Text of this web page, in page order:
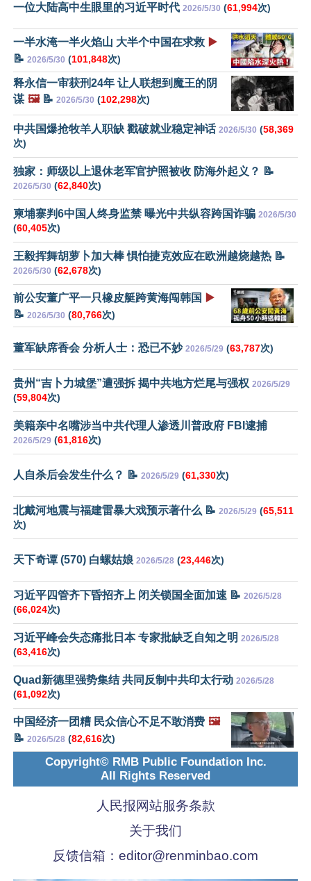
一位大陆高中生眼里的习近平时代 2026/5/30 (61,994次)
一半水淹一半火焰山 大半个中国在求救 ▶️
📝 2026/5/30 (101,848次)
释永信一审获刑24年 让人联想到魔王的阴
谋 🖼️📝 2026/5/30 (102,298次)
中共国爆抢牧羊人职缺 戳破就业稳定神话 2026/5/30 (58,369
次)
独家：师级以上退休老军官护照被收 防海外起义？ 📝
2026/5/30 (62,840次)
柬埔寨判6中国人终身监禁 曝光中共纵容跨国诈骗 2026/5/30
(60,405次)
王毅挥舞胡萝卜加大棒 惧怕捷克效应在欧洲越烧越热 📝
2026/5/30 (62,678次)
前公安董广平一只橡皮艇跨黄海闯韩国 ▶️
📝 2026/5/30 (80,766次)
董军缺席香会 分析人士：恐已不妙 2026/5/29 (63,787次)
贵州“吉卜力城堡”遭强拆 揭中共地方烂尾与强权 2026/5/29
(59,804次)
美籍亲中名嘴涉当中共代理人渗透川普政府 FBI逮捕
2026/5/29 (61,816次)
人自杀后会发生什么？ 📝 2026/5/29 (61,330次)
北戴河地震与福建雷暴大戏预示著什么 📝 2026/5/29 (65,511
次)
天下奇谭 (570) 白螺姑娘 2026/5/28 (23,446次)
习近平四管齐下昏招齐上 闭关锁国全面加速 📝 2026/5/28
(66,024次)
习近平峰会失态痛批日本 专家批缺乏自知之明 2026/5/28
(63,416次)
Quad新德里强势集结 共同反制中共印太行动 2026/5/28
(61,092次)
中国经济一团糟 民众信心不足不敢消费 🖼️
📝 2026/5/28 (82,616次)
Copyright© RMB Public Foundation Inc.
All Rights Reserved
人民报网站服务条款
关于我们
反馈信箱： editor@renminbao.com